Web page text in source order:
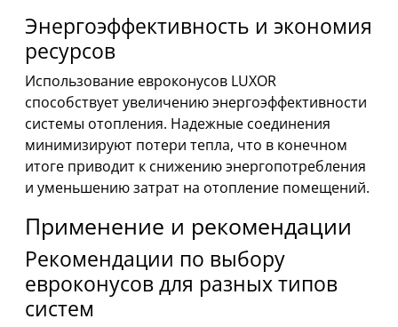
Энергоэффективность и экономия
ресурсов
Использование евроконусов LUXOR
способствует увеличению энергоэффективности
системы отопления. Надежные соединения
минимизируют потери тепла, что в конечном
итоге приводит к снижению энергопотребления
и уменьшению затрат на отопление помещений.
Применение и рекомендации
Рекомендации по выбору
евроконусов для разных типов
систем